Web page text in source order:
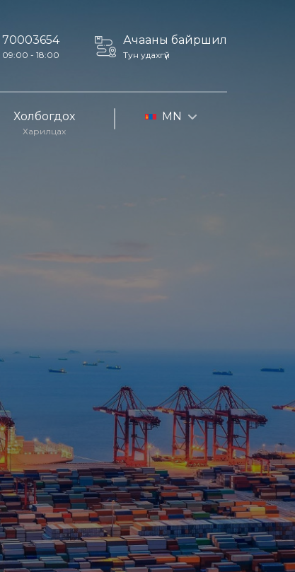
70003654
09:00 - 18:00
Ачааны байршил
Тун удахгүй
Холбогдох
Харилцах
MN